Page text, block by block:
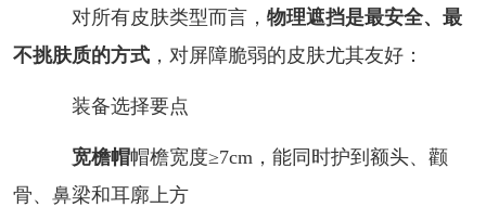
对所有皮肤类型而言， 物理遮挡是最安全、最
不挑肤质的方式，对屏障脆弱的皮肤尤其友好：
装备选择要点
宽檐帽帽檐宽度≥7cm，能同时护到额头、颧
骨、鼻梁和耳廓上方